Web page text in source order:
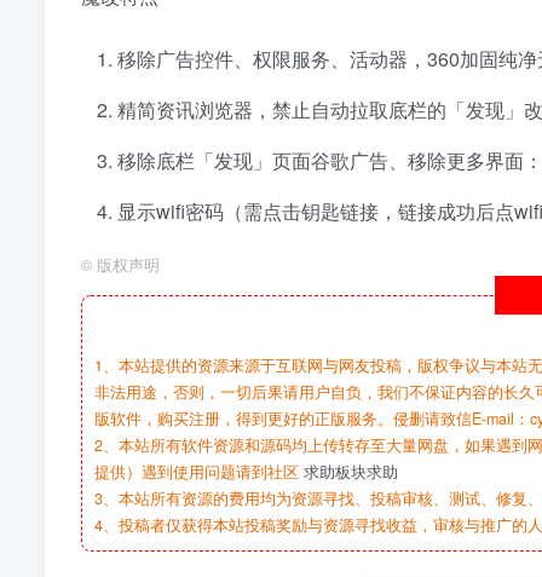
移除广告控件、权限服务、活动器，360加固纯
精简资讯浏览器，禁止自动拉取底栏的「发现」
移除底栏「发现」页面谷歌广告、移除更多界面
显示wifi密码（需点击钥匙链接，链接成功后点
© 版权声明
1、本站提供的资源来源于互联网与网友投稿，版权争议与本
非法用途，否则，一切后果请用户自负，我们不保证内容的长
版软件，购买注册，得到更好的正版服务。侵删请致信E-mail：
2、本站所有软件资源和源码均上传转存至大量网盘，如果遇到
提供）遇到使用问题请到社区 求助板块求助
3、本站所有资源的费用均为资源寻找、投稿审核、测试、修
4、投稿者仅获得本站投稿奖励与资源寻找收益，审核与推广的